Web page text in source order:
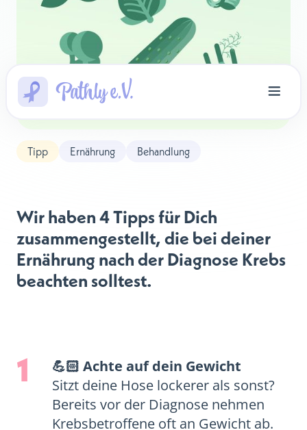
Tipp Ernährung Behandlung
Wir haben 4 Tipps für Dich
zusammengestellt, die bei deiner
Ernährung nach der Diagnose Krebs
beachten solltest.
1
💪🏻 Achte auf dein Gewicht
Sitzt deine Hose lockerer als sonst?
Bereits vor der Diagnose nehmen
Krebsbetroffene oft an Gewicht ab.